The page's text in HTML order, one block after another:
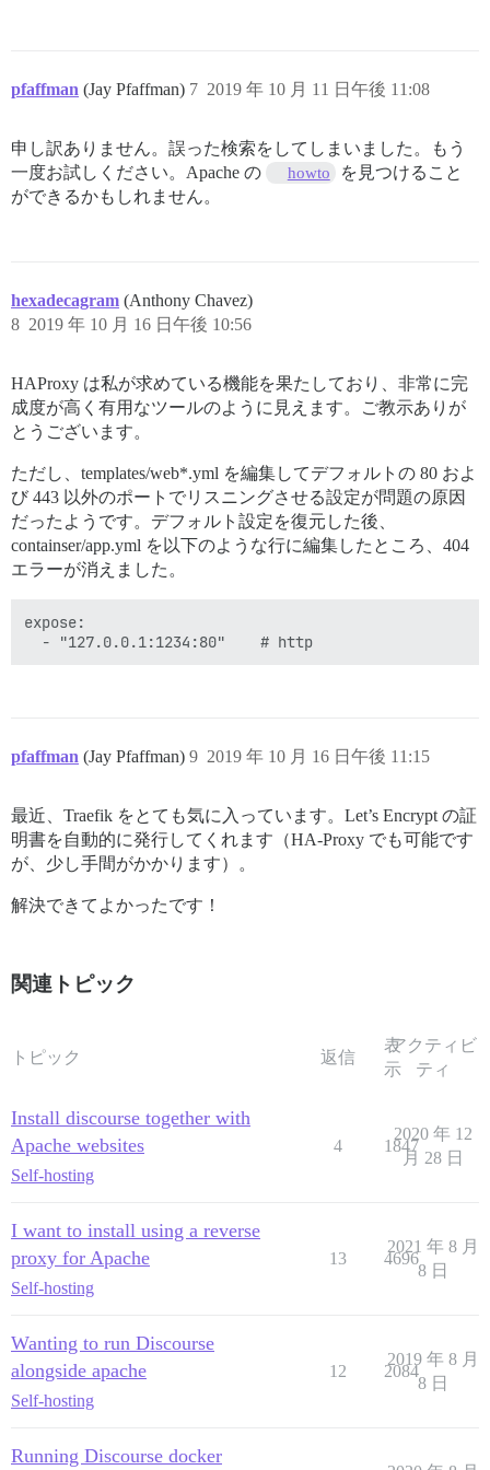
pfaffman (Jay Pfaffman) 2019 年 10 月 11 日午後 11:08
7
申し訳ありません。誤った検索をしてしまいました。もう
一度お試しください。Apache の
howto
を見つけること
ができるかもしれません。
hexadecagram (Anthony Chavez)
2019 年 10 月 16 日午後 10:56
8
HAProxy は私が求めている機能を果たしており、非常に完
成度が高く有用なツールのように見えます。ご教示ありが
とうございます。
ただし、templates/web*.yml を編集してデフォルトの 80 およ
び 443 以外のポートでリスニングさせる設定が問題の原因
だったようです。デフォルト設定を復元した後、
containser/app.yml を以下のような行に編集したところ、404
エラーが消えました。
expose:
pfaffman (Jay Pfaffman) 2019 年 10 月 16 日午後 11:15
9
最近、Traefik をとても気に入っています。Let’s Encrypt の証
明書を自動的に発行してくれます（HA-Proxy でも可能です
が、少し手間がかかります）。
解決できてよかったです！
関連トピック
トピック 返信
表
示
アクティビ
ティ
Install discourse together with
Apache websites
Self-hosting
4 1847
2020 年 12
月 28 日
I want to install using a reverse
proxy for Apache
Self-hosting
13 4696
2021 年 8 月
8 日
Wanting to run Discourse
alongside apache
Self-hosting
12 2084
2019 年 8 月
8 日
Running Discourse docker